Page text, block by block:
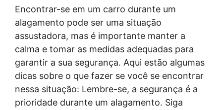
Encontrar-se em um carro durante um
alagamento pode ser uma situação
assustadora, mas é importante manter a
calma e tomar as medidas adequadas para
garantir a sua segurança. Aqui estão algumas
dicas sobre o que fazer se você se encontrar
nessa situação: Lembre-se, a segurança é a
prioridade durante um alagamento. Siga